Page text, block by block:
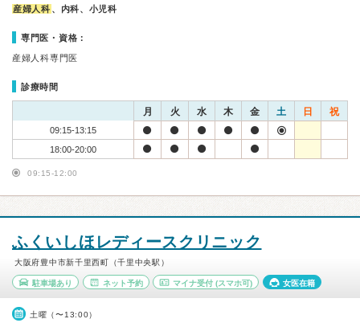
産婦人科 、内科、小児科
専門医・資格：
産婦人科専門医
診療時間
月 火 水 木 金 土 日 祝
09:15-13:15
18:00-20:00
09:15-12:00
ふくいしほレディースクリニック
大阪府豊中市新千里西町（千里中央駅）
駐車場あり ネット予約 マイナ受付 (スマホ可) 女医在籍
土曜（〜13:00）